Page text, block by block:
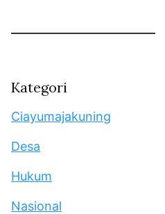
Kategori
Ciayumajakuning
Desa
Hukum
Nasional